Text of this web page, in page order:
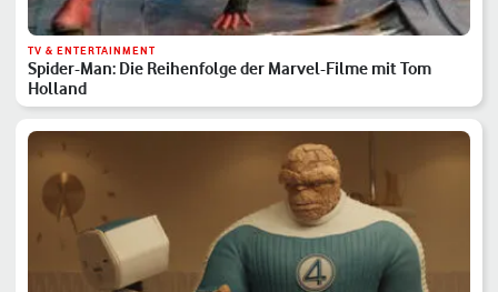
TV & ENTERTAINMENT
Spider-Man: Die Reihenfolge der Marvel-Filme mit Tom
Holland